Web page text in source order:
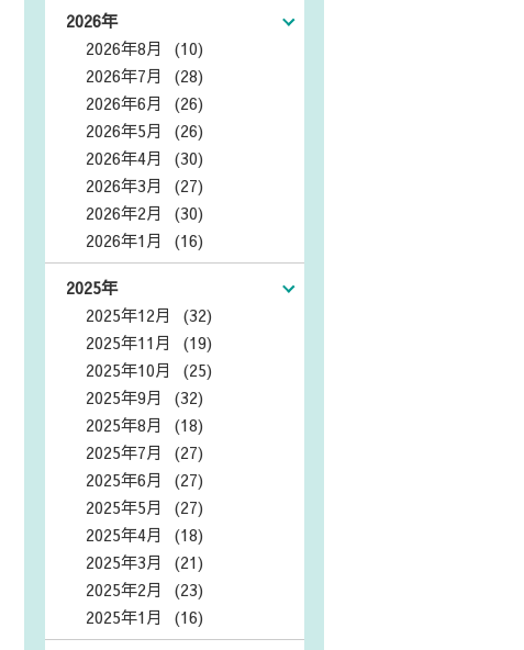
2026年
2026年8月 (10)
2026年7月 (28)
2026年6月 (26)
2026年5月 (26)
2026年4月 (30)
2026年3月 (27)
2026年2月 (30)
2026年1月 (16)
2025年
2025年12月 (32)
2025年11月 (19)
2025年10月 (25)
2025年9月 (32)
2025年8月 (18)
2025年7月 (27)
2025年6月 (27)
2025年5月 (27)
2025年4月 (18)
2025年3月 (21)
2025年2月 (23)
2025年1月 (16)